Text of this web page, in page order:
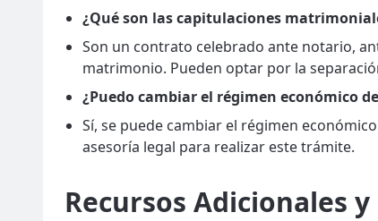
¿Qué son las capitulaciones
Son un contrato celebrado ante notario,
matrimonio. Pueden optar por la
¿Puedo cambiar el régimen económico
Sí, se puede cambiar el régimen
asesoría legal para realizar este trámite.
Recursos Adicionales